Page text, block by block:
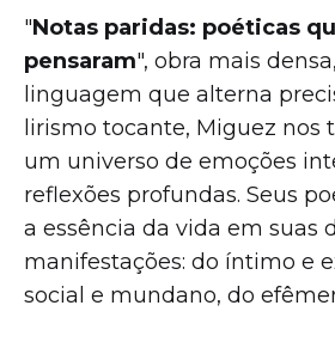
"Notas paridas: poéticas
pensaram", obra mais
linguagem que alterna
lirismo tocante, Miguez nos
um universo de emoções
reflexões profundas. Seus
a essência da vida em suas
manifestações: do íntimo e
social e mundano, do